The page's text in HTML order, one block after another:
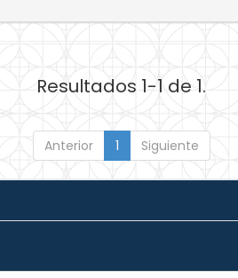
Resultados 1-1 de 1.
Anterior 1 Siguiente